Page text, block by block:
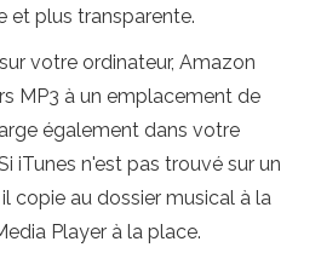
et plus transparente.
votre ordinateur, Amazon
MP3 à un emplacement de
également dans votre
iTunes n'est pas trouvé sur un
copie au dossier musical à la
Player à la place.